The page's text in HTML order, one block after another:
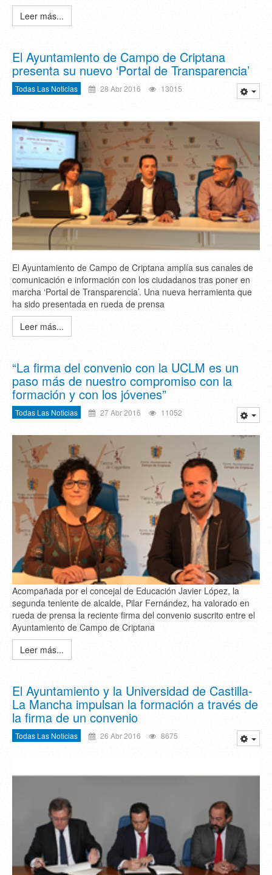
Leer más...
El Ayuntamiento de Campo de Criptana
presenta su nuevo ‘Portal de Transparencia’
Todas Las Noticias 28 Abr 2016 13015
El Ayuntamiento de Campo de Criptana amplía sus canales de
comunicación e información con los ciudadanos tras poner en
marcha ‘Portal de Transparencia’. Una nueva herramienta que
ha sido presentada en rueda de prensa
Leer más...
“La firma del convenio con la UCLM es un
paso más de nuestro compromiso con la
formación y con los jóvenes”
Todas Las Noticias 27 Abr 2016 11052
Acompañada por el concejal de Educación Javier López, la
segunda teniente de alcalde, Pilar Fernández, ha valorado en
rueda de prensa la reciente firma del convenio suscrito entre el
Ayuntamiento de Campo de Criptana
Leer más...
El Ayuntamiento y la Universidad de Castilla-
La Mancha impulsan la formación a través de
la firma de un convenio
Todas Las Noticias 26 Abr 2016 8675